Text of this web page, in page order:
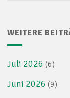
WEITERE
Juli 2026 (6)
Juni 2026 (9)